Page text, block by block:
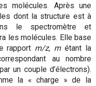
molécules. Après une
dont la structure est à
le spectromètre et
les molécules. Elle base
rapport m/z, métant la
au nombre
un couple d’électrons).
la « charge » de la